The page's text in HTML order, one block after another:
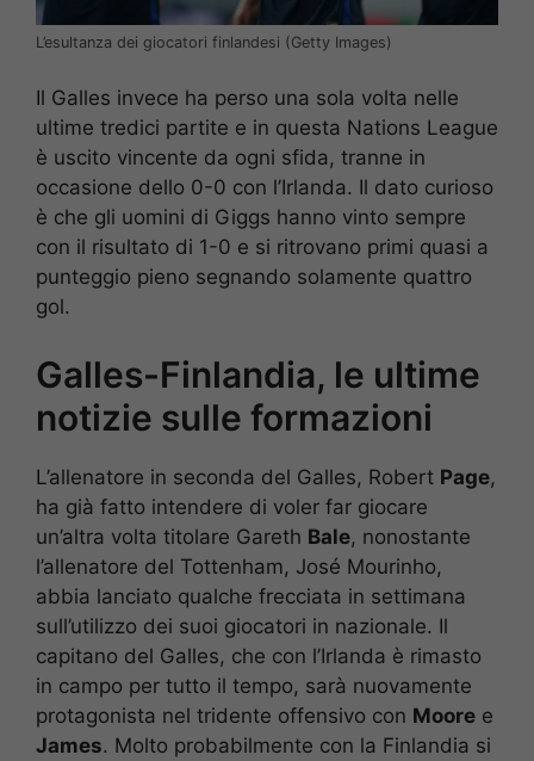
L’esultanza dei giocatori finlandesi (Getty Images)
Il Galles invece ha perso una sola volta nelle
ultime tredici partite e in questa Nations League
è uscito vincente da ogni sfida, tranne in
occasione dello 0-0 con l’Irlanda. Il dato curioso
è che gli uomini di Giggs hanno vinto sempre
con il risultato di 1-0 e si ritrovano primi quasi a
punteggio pieno segnando solamente quattro
gol.
Galles-Finlandia, le ultime
notizie sulle formazioni
L’allenatore in seconda del Galles, Robert Page,
ha già fatto intendere di voler far giocare
un’altra volta titolare Gareth Bale, nonostante
l’allenatore del Tottenham, José Mourinho,
abbia lanciato qualche frecciata in settimana
sull’utilizzo dei suoi giocatori in nazionale. Il
capitano del Galles, che con l’Irlanda è rimasto
in campo per tutto il tempo, sarà nuovamente
protagonista nel tridente offensivo con Moore e
James. Molto probabilmente con la Finlandia si